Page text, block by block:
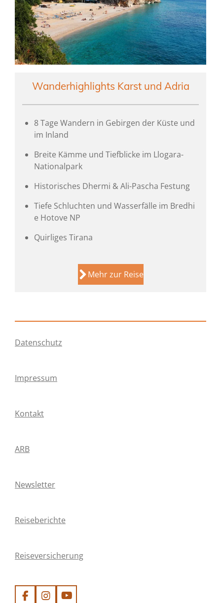
Wanderhighlights Karst und Adria
8 Tage Wandern in Gebirgen der Küste und
im Inland
Breite Kämme und Tiefblicke im Llogara-
Nationalpark
Historisches Dhermi & Ali-Pascha Festung
Tiefe Schluchten und Wasserfälle im Bredhi
e Hotove NP
Quirliges Tirana
Mehr zur Reise
Datenschutz
Impressum
Kontakt
ARB
Newsletter
Reiseberichte
Reiseversicherung
F I Y